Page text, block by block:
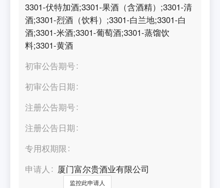
3301-伏特加酒;3301-果酒（含酒精）;3301-清
酒;3301-烈酒（饮料）;3301-白兰地;3301-白
酒;3301-米酒;3301-葡萄酒;3301-蒸馏饮
料;3301-黄酒
初审公告期号
初审公告日期
注册公告期号
注册公告日期
专用权期限
申请人
厦门富尔贵酒业有限公司
监控此申请人